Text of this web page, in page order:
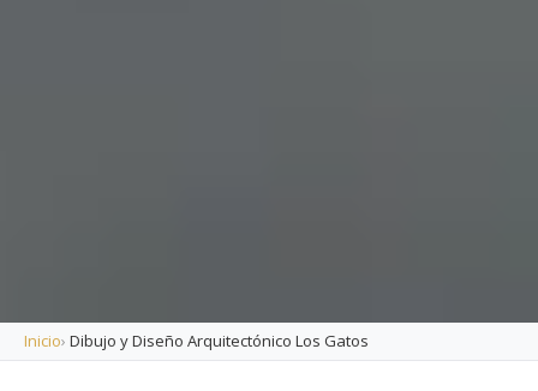
Inicio› Dibujo y Diseño Arquitectónico Los Gatos